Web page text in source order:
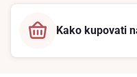
Kako kupovati